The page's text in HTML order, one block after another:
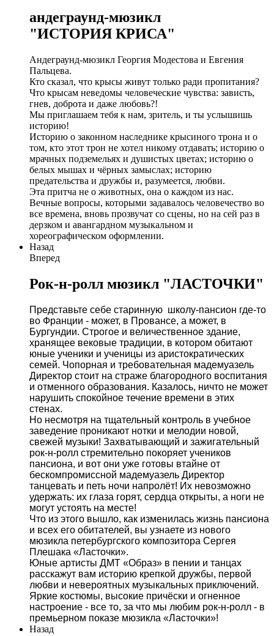
андеграунд-мюзикл
"ИСТОРИЯ КРИСА"
Андеграунд-мюзикл Георгия Модестова и Евгения
Пальцева.
Кто сказал, что крысы живут только ради пропитания?
Что крысам неведомы человеческие чувства: зависть,
гнев, доброта и даже любовь?!
Мы приглашаем тебя к нам, зритель, и ты услышишь
историю!
Историю о законном наследнике крысиного трона и о
том, кто этот трон не хотел никому отдавать; историю о
мрачных подземельях и душистых цветах; историю о
белых мышах и чёрных замыслах; историю
предательства и дружбы и, разумеется, любви.
Эта притча не о животных, она о каждом из нас.
Вечные вопросы, которыми задавалось человечество во
все времена, вновь прозвучат со сцены, но на сей раз в
дерзком и авангардном музыкальном и
хореографическом оформлении.
Назад
Вперед
Рок-н-ролл мюзикл "ЛАСТОЧКИ"
Представьте себе старинную школу-пансион где-то
во Франции - может, в Провансе, а может, в
Бургундии. Строгое и величественное здание,
хранящее вековые традиции, в котором обитают
юные ученики и ученицы из аристократических
семей. Чопорная и требовательная мадемуазель
Директор стоит на страже благородного воспитания
и отменного образования. Казалось, ничто не может
нарушить спокойное течение времени в этих
стенах.
Но несмотря на тщательный контроль в учебное
заведение проникают нотки и мелодии новой,
свежей музыки! Захватывающий и зажигательный
рок-н-ролл стремительно покоряет учеников
пансиона, и вот они уже готовы втайне от
бескомпромиссной мадемуазель Директор
танцевать и петь ночи напролёт! Их невозможно
удержать: их глаза горят, сердца открыты, а ноги не
могут устоять на месте!
Что из этого вышло, как изменилась жизнь пансиона
и всех его обитателей, вы узнаете из нового
мюзикла петербургского композитора Сергея
Плешака «Ласточки».
Юные артисты ДМТ «Образ» в пении и танцах
расскажут вам историю крепкой дружбы, первой
любви и невероятных музыкальных приключений.
Яркие костюмы, высокие причёски и огненное
настроение - все то, за что мы любим рок-н-ролл - в
премьерном показе мюзикла «Ласточки»!
Назад